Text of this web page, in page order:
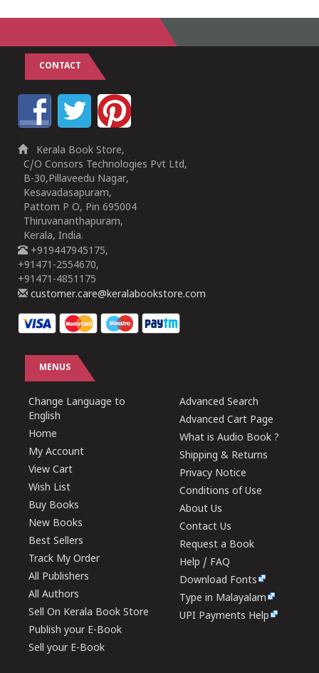
CONTACT
Kerala Book Store,
C/O Consors Technologies Pvt Ltd,
B-30,Pillaveedu Nagar,
Kesavadasapuram,
Pattom P O, Pin 695004
Thiruvananthapuram,
Kerala, India.
+919447945175,
+91471-2554670,
+91471-4851175
customer.care@keralabookstore.com
MENUS
Change Language to
English
Home
My Account
View Cart
Wish List
Buy Books
New Books
Best Sellers
Track My Order
All Publishers
All Authors
Sell On Kerala Book Store
Publish your E-Book
Sell your E-Book
Advanced Search
Advanced Cart Page
What is Audio Book ?
Shipping & Returns
Privacy Notice
Conditions of Use
About Us
Contact Us
Request a Book
Help / FAQ
Download Fonts
Type in Malayalam
UPI Payments Help